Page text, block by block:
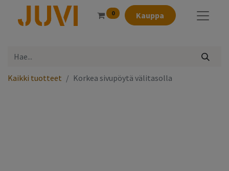
0 Kauppa
Kaikki tuotteet Korkea sivupöytä välitasolla